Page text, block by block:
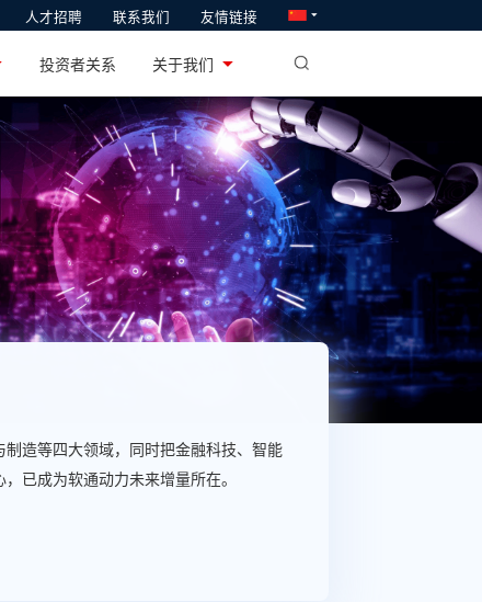
人才招聘 联系我们 友情链接
软通教育
投资者关系 关于我们
造等四大领域，同时把金融科技、智能
已成为软通动力未来增量所在。